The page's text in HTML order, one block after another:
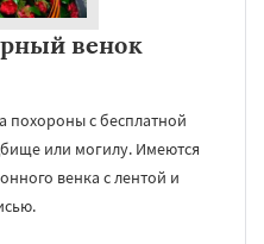
венок
похороны с бесплатной
или могилу. Имеются
венка с лентой и